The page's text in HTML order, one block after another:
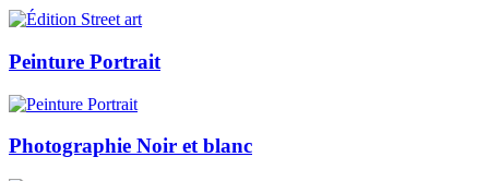
Peinture Portrait
Photographie Noir et blanc